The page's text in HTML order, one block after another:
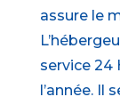
assure le
service 24
l’année. Il